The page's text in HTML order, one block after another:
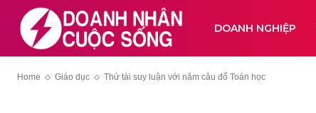
DOANH NGHIỆP
Home Giáo dục Thử tài suy luận với năm câu đố Toán học